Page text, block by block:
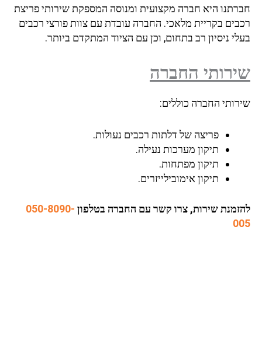
היא חברה מקצועית ומנוסה המספקת שירותי פריצת
בקריית מלאכי. החברה עובדת עם צוות פורצי רכבים
ניסיון רב בתחום, וכן עם הציוד המתקדם ביותר.
החברה
החברה כוללים:
פריצה של דלתות רכבים נעולות.
תיקון מערכות נעילה.
תיקון מפתחות.
תיקון אימובילייזרים.
שירות, צרו קשר עם החברה בטלפון050-8090-